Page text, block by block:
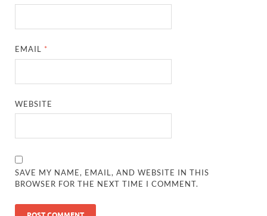
EMAIL *
WEBSITE
SAVE MY NAME, EMAIL, AND WEBSITE IN THIS
BROWSER FOR THE NEXT TIME I COMMENT.